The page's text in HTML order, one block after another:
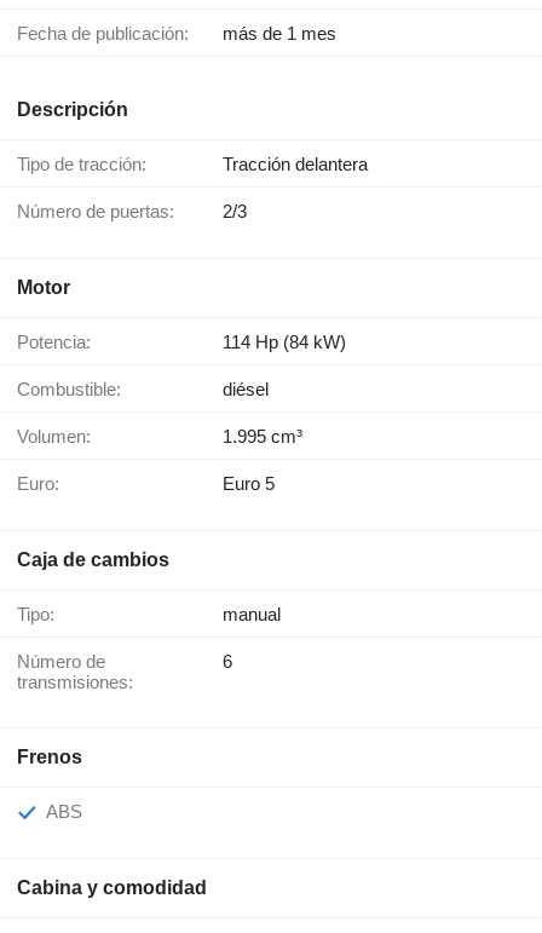
Fecha de publicación: más de 1 mes
Descripción
Tipo de tracción: Tracción delantera
Número de puertas: 2/3
Motor
Potencia: 114 Hp (84 kW)
Combustible: diésel
Volumen: 1.995 cm³
Euro: Euro 5
Caja de cambios
Tipo: manual
Número de
transmisiones:
6
Frenos
ABS
Cabina y comodidad